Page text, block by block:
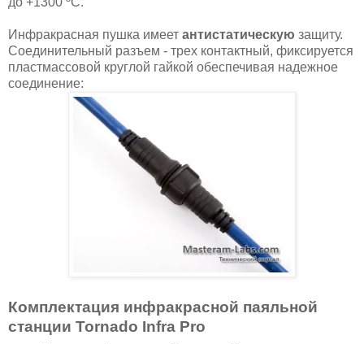
Инфракрасная пушка имеет антистатическую защиту.
Соединительный разъем - трех контактный, фиксируется
пластмассовой круглой гайкой обеспечивая надежное
соединение:
Комплектация инфракрасной паяльной
станции Tornado Infra Pro